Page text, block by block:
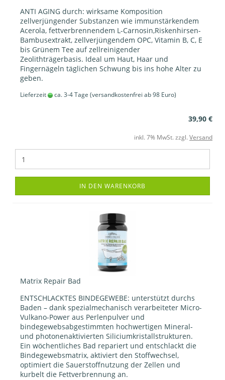
ANTI AGING durch: wirksame Komposition
zellverjüngender Substanzen wie immunstärkendem
Acerola, fettverbrennendem L-Carnosin,Riskenhirsen-
Bambusextrakt, zellverjüngendem OPC, Vitamin B, C, E
bis Grünem Tee auf zellreinigender
Zeolithträgerbasis. Ideal um Haut, Haar und
Fingernägeln täglichen Schwung bis ins hohe Alter zu
geben.
Lieferzeit ca. 3-4 Tage (versandkostenfrei ab 98 Euro)
39,90 €
inkl. 7% MwSt. zzgl. Versand
IN DEN WARENKORB
Matrix Repair Bad
ENTSCHLACKTES BINDEGEWEBE: unterstützt durchs
Baden – dank spezialmechanisch verarbeiteter Micro-
Vulkano-Power aus Perlenpulver und
bindegewebsabgestimmten hochwertigen Mineral-
und photonenaktivierten Siliciumkristallstrukturen.
Ein wöchentliches Bad repariert und entschlackt die
Bindegewebsmatrix, aktiviert den Stoffwechsel,
optimiert die Sauerstoffnutzung der Zellen und
kurbelt die Fettverbrennung an.